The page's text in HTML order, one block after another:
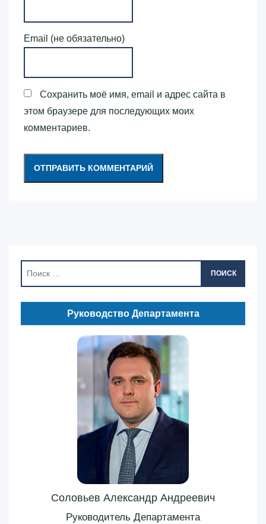
Email (не обязательно)
Сохранить моё имя, email и адрес сайта в
этом браузере для последующих моих
комментариев.
ПОИСК
Руководство Департамента
Соловьев Александр Андреевич
Руководитель Департамента